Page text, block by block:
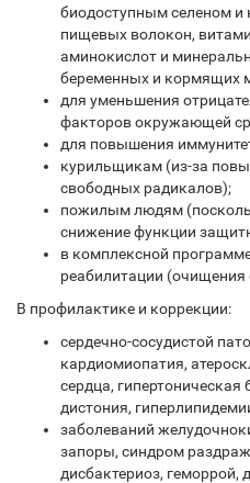
биодоступным селеном и
пищевых волокон,
аминокислот и
беременных и кормящих
для уменьшения
факторов окружающей
для повышения
курильщикам (из-за
свободных радикалов);
пожилым людям
снижение функции
в комплексной
реабилитации (очищения
В профилактике и коррекции:
сердечно-сосудистой
кардиомиопатия,
сердца,
дистония,
заболеваний
запоры, синдром
дисбактериоз, геморрой,